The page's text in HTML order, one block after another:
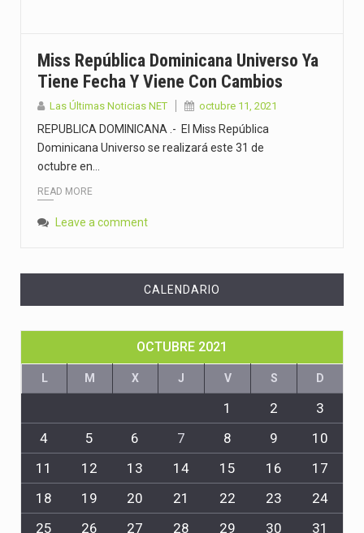
Miss República Dominicana Universo Ya
Tiene Fecha Y Viene Con Cambios
Las Últimas Noticias NET octubre 11, 2021
REPUBLICA DOMINICANA .- El Miss República
Dominicana Universo se realizará este 31 de
octubre en…
READ MORE
Leave a comment
CALENDARIO
OCTUBRE 2021
L M X J V S D
1 2
3
4
5 6 7 8 9
10
11
12 13 14 15 16
17
18
19 20 21 22 23
24
25
26 27 28 29 30 31